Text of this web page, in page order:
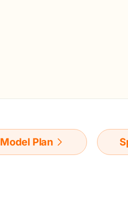
Model Plan